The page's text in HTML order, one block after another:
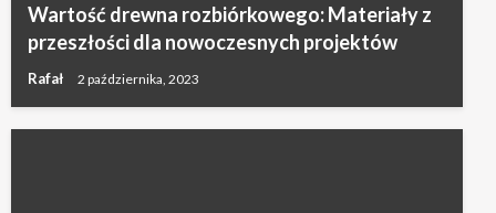
Wartość drewna rozbiórkowego: Materiały z
przeszłości dla nowoczesnych projektów
Rafał 2 października, 2023